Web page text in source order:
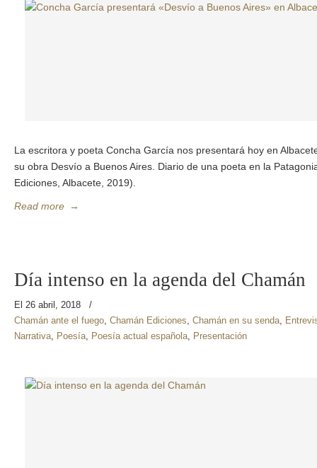
La escritora y poeta Concha García nos presentará hoy en
su obra Desvío a Buenos Aires. Diario de una poeta en la
Ediciones, Albacete, 2019).
Read more →
Día intenso en la agenda del Chamán
El 26 abril, 2018
/
Chamán ante el fuego, Chamán Ediciones, Chamán en su senda,
Narrativa, Poesía, Poesía actual española, Presentación